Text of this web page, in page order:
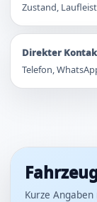
Zustand,
Direkter
Telefon,
Kurze